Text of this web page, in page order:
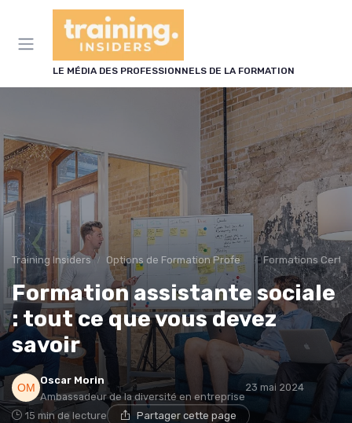
LE MÉDIA DES PROFESSIONNELS DE LA FORMATION
Training Insiders Options de Formation Professionnelle Formations
Formation assistante sociale
: tout ce que vous devez
savoir
Oscar Morin
Ambassadeur de la diversité en entreprise
23 mai 2024
15 min de lecture Partager cette page
Panneau de gestion des cookies